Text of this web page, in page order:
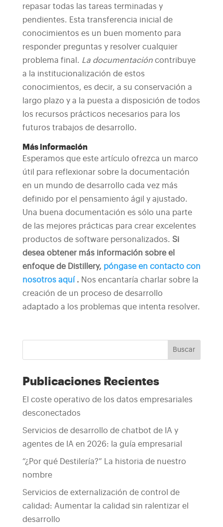
repasar todas las tareas terminadas y
pendientes. Esta transferencia inicial de
conocimientos es un buen momento para
responder preguntas y resolver cualquier
problema final. La documentación contribuye
a la institucionalización de estos
conocimientos, es decir, a su conservación a
largo plazo y a la puesta a disposición de todos
los recursos prácticos necesarios para los
futuros trabajos de desarrollo.
Más información
Esperamos que este artículo ofrezca un marco
útil para reflexionar sobre la documentación
en un mundo de desarrollo cada vez más
definido por el pensamiento ágil y ajustado.
Una buena documentación es sólo una parte
de las mejores prácticas para crear excelentes
productos de software personalizados. Si
desea obtener más información sobre el
enfoque de Distillery, póngase en contacto con
nosotros aquí . Nos encantaría charlar sobre la
creación de un proceso de desarrollo
adaptado a los problemas que intenta resolver.
Buscar
Publicaciones Recientes
El coste operativo de los datos empresariales
desconectados
Servicios de desarrollo de chatbot de IA y
agentes de IA en 2026: la guía empresarial
“¿Por qué Destilería?” La historia de nuestro
nombre
Servicios de externalización de control de
calidad: Aumentar la calidad sin ralentizar el
desarrollo